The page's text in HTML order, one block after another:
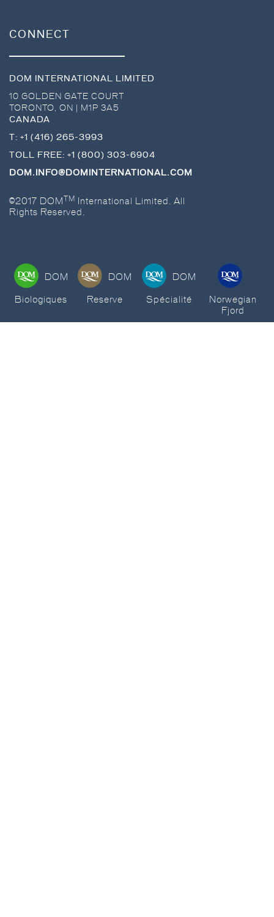
CONNECT
DOM INTERNATIONAL LIMITED
10 GOLDEN GATE COURT
TORONTO, ON
M1P 3A5
CANADA
T: +1 (416) 265-3993
TOLL FREE: +1 (800) 303-6904
DOM.INFO@DOMINTERNATIONAL.COM
©2017 DOMTM
International Limited. All
Rights Reserved.
DOM
Biologiques
DOM
Reserve
DOM
Spécialité
Norwegian
Fjord